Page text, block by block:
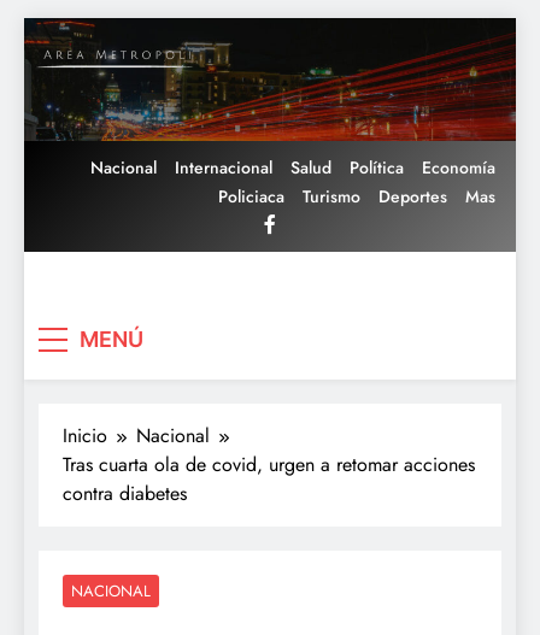
Saltar
al
contenido
Nacional Internacional Salud Política
Economía
Policiaca
Turismo Deportes Mas
MENÚ
Inicio
Nacional
Tras cuarta ola de covid, urgen a retomar acciones
contra diabetes
NACIONAL